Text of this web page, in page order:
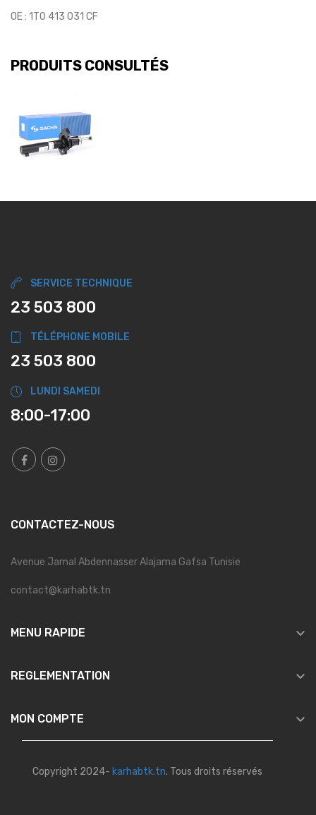
OE : 1T0 413 031 CF
PRODUITS CONSULTÉS
SERVICE TECHNIQUE
23 503 800
TÉLÉPHONE MOBILE
23 503 800
LUNDI SAMEDI
8:00-17:00
CONTACTEZ-NOUS
Avenue Jamal Abdennasser Alajama Gafsa Tunisie
contact@karhabtk.tn
MENU RAPIDE 
REGLEMENTATION 
MON COMPTE 
Copyright 2024- karhabtk.tn. Tous droits réservés